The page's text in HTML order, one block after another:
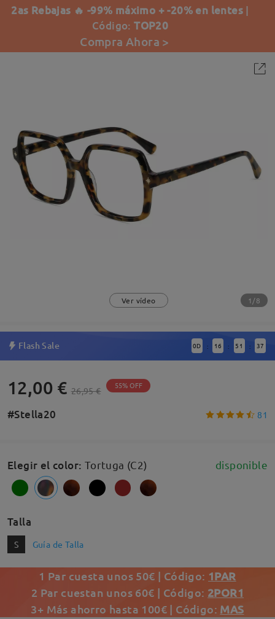
2as Rebajas 🔥 -99% máximo + -20% en lentes |
Código:TOP20
Compra Ahora >
Ver vídeo 1/8
Flash Sale 0D : 16 : 51 : 36
12,00 € 26,95 € 55% OFF
#Stella20 81
Elegir el color: Tortuga (C2) disponible
Talla
S Guía de Talla
1 Par cuesta unos 50€ | Código: 1PAR
2 Par cuestan unos 60€ | Código: 2POR1
3+ Más ahorro hasta 100€ | Código: MAS